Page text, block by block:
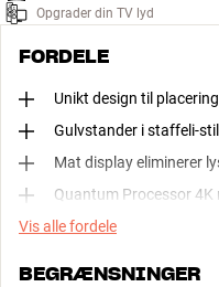
Opgrader din TV lyd
FORDELE
Unikt design til
Gulvstander i staffeli-
Mat display eliminerer
Quantum Processor 4K
Vis alle fordele
BEGRÆNSNINGER